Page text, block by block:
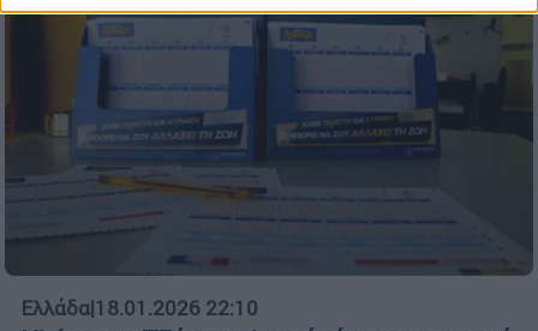
Ελλάδα|18.01.2026 22:10